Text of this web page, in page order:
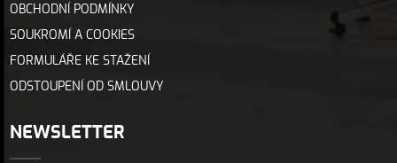
OBCHODNÍ PODMÍNKY
SOUKROMÍ A COOKIES
FORMULÁŘE KE STAŽENÍ
ODSTOUPENÍ OD SMLOUVY
NEWSLETTER